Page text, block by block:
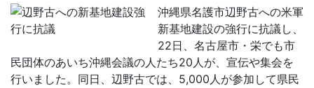
沖縄県名護市辺野古への米軍
新基地建設の強行に抗議し、
22日、名古屋市・栄でも市
民団体のあいち沖縄会議の人たち20人が、宣伝や集会を
行いました。同日、辺野古では、5,000人が参加して県民